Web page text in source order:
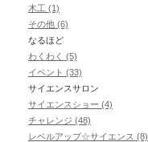
木工 (1)
その他 (6)
なるほど
わくわく (5)
イベント (33)
サイエンスサロン
サイエンスショー (4)
チャレンジ (48)
レベルアップ☆サイエンス (8)